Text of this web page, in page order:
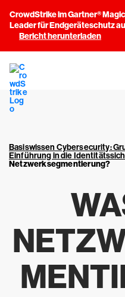
CrowdStrike im Gartner®
Leader für Endgeräteschutz
Bericht herunterladen
Basiswissen Cybersecurity:
Einführung in die
Netzwerksegmentierung?